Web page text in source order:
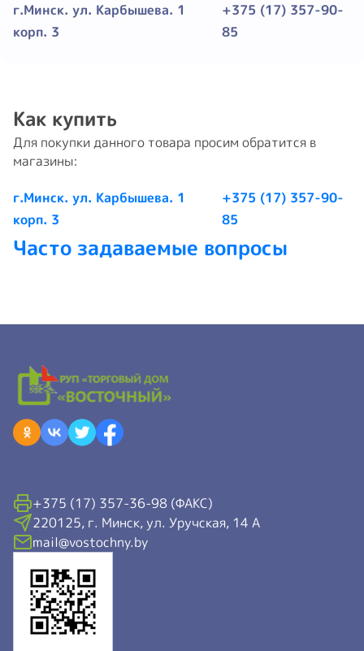
г.Минск. ул. Карбышева. 1
корп. 3
+375 (17) 357-90-
85
Как купить
Для покупки данного товара просим обратится в
магазины:
г.Минск. ул. Карбышева. 1
корп. 3
+375 (17) 357-90-
85
Часто задаваемые вопросы
+375 (17) 357-36-98 (ФАКС)
220125, г. Минск, ул. Уручская, 14 А
mail@vostochny.by